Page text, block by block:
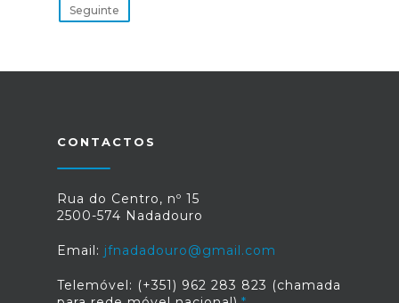
Seguinte
CONTACTOS
Rua do Centro, nº 15
2500-574 Nadadouro
Email: jfnadadouro@gmail.com
Telemóvel: (+351) 962 283 823 (chamada